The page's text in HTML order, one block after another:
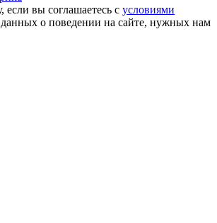
вы соглашаетесь с условиями
о поведении на сайте, нужных нам